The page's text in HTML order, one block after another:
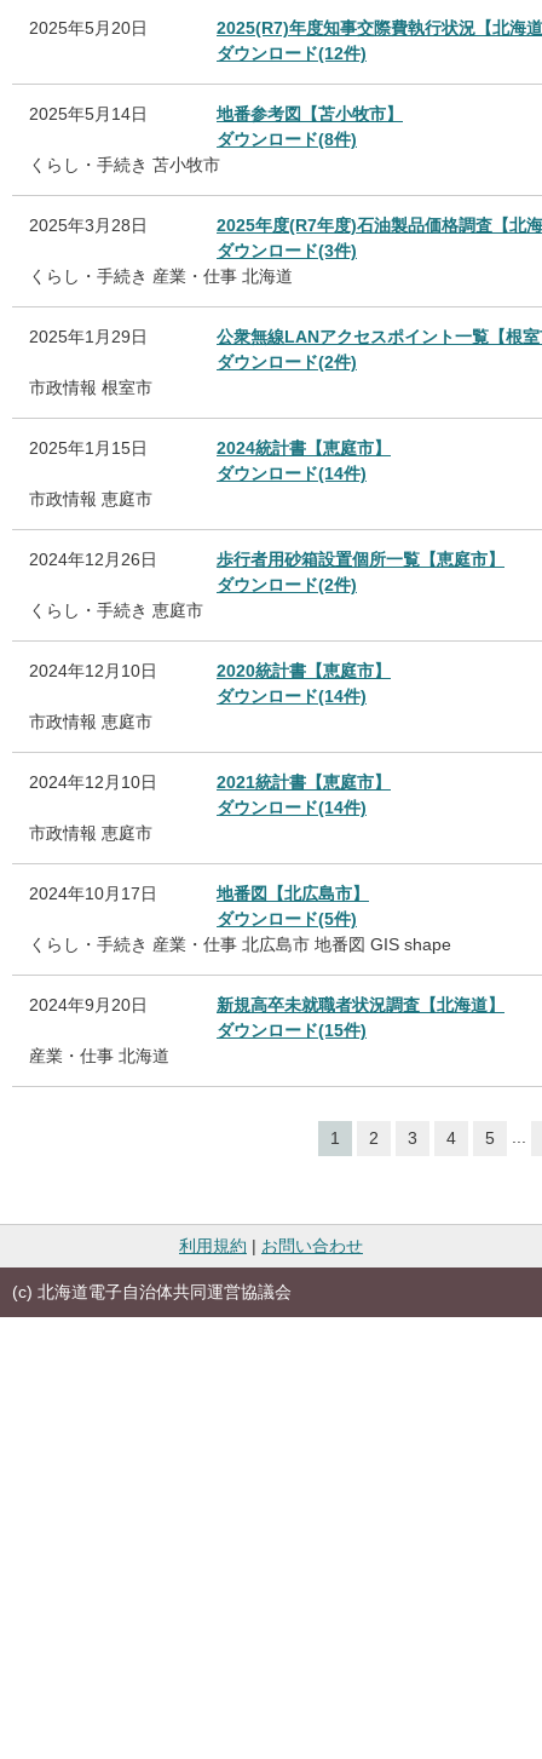
2025年5月20日
2025(R7)年度知事交際費執行状況【北海
ダウンロード(12件)
2025年5月14日
地番参考図【苫小牧市】
ダウンロード(8件)
くらし・手続き 苫小牧市
2025年3月28日
2025年度(R7年度)石油製品価格調査【北
ダウンロード(3件)
くらし・手続き 産業・仕事 北海道
2025年1月29日
公衆無線LANアクセスポイント一覧【根
ダウンロード(2件)
市政情報 根室市
2025年1月15日
2024統計書【恵庭市】
ダウンロード(14件)
市政情報 恵庭市
2024年12月26日
歩行者用砂箱設置個所一覧【恵庭市】
ダウンロード(2件)
くらし・手続き 恵庭市
2024年12月10日
2020統計書【恵庭市】
ダウンロード(14件)
市政情報 恵庭市
2024年12月10日
2021統計書【恵庭市】
ダウンロード(14件)
市政情報 恵庭市
2024年10月17日
地番図【北広島市】
ダウンロード(5件)
くらし・手続き 産業・仕事 北広島市 地番図 GIS shape
2024年9月20日
新規高卒未就職者状況調査【北海道】
ダウンロード(15件)
産業・仕事 北海道
1 2 3 4 5 ...
利用規約 | お問い合わせ
(c) 北海道電子自治体共同運営協議会